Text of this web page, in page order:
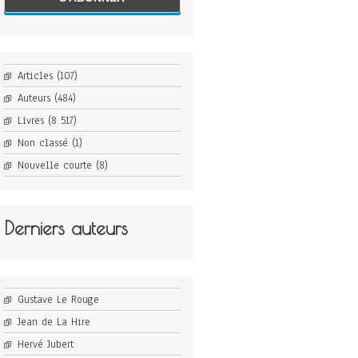
Articles(107)
Auteurs(484)
Livres(8 517)
Non classé (1)
Nouvelle courte (8)
Derniers auteurs
Gustave Le Rouge
Jean de La Hire
Hervé Jubert